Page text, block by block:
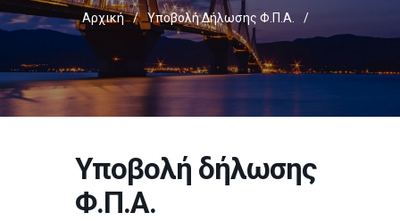
Αρχική / Υποβολή Δήλωσης Φ.Π.Α. /
Υποβολή δήλωσης
Φ.Π.Α.